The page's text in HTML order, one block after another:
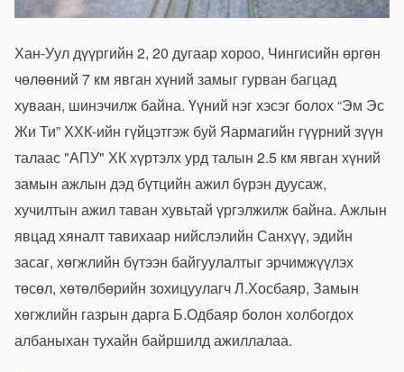
Хан-Уул дүүргийн 2, 20 дугаар хороо, Чингисийн өргөн
чөлөөний 7 км явган хүний замыг гурван багцад
хуваан, шинэчилж байна. Үүний нэг хэсэг болох “Эм Эс
Жи Ти” ХХК-ийн гүйцэтгэж буй Яармагийн гүүрний зүүн
талаас "АПУ" ХК хүртэлх урд талын 2.5 км явган хүний
замын ажлын дэд бүтцийн ажил бүрэн дуусаж,
хучилтын ажил таван хувьтай үргэлжилж байна. Ажлын
явцад хяналт тавихаар нийслэлийн Санхүү, эдийн
засаг, хөгжлийн бүтээн байгуулалтыг эрчимжүүлэх
төсөл, хөтөлбөрийн зохицуулагч Л.Хосбаяр, Замын
хөгжлийн газрын дарга Б.Одбаяр болон холбогдох
албаныхан тухайн байршилд ажиллалаа.